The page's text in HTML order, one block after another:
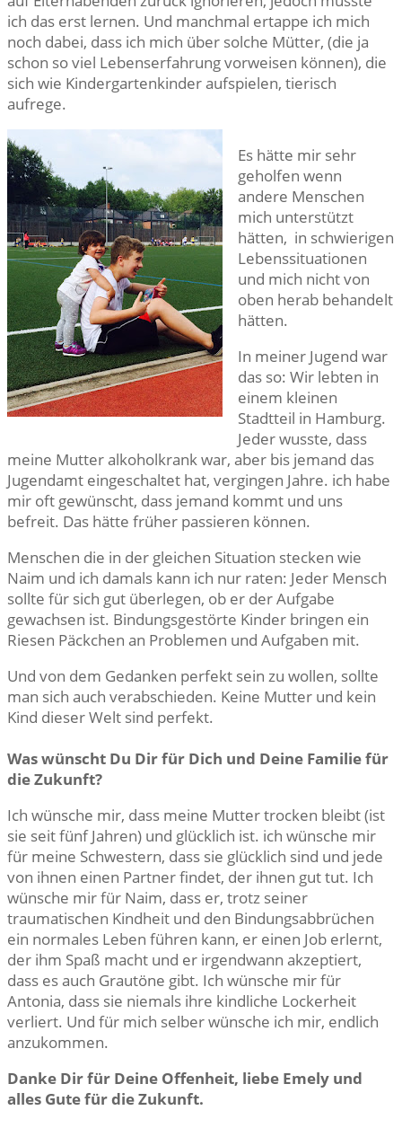
ich das erst lernen. Und manchmal ertappe ich mich
noch dabei, dass ich mich über solche Mütter, (die ja
schon so viel Lebenserfahrung vorweisen können), die
sich wie Kindergartenkinder aufspielen, tierisch
aufrege.
Es hätte mir sehr
geholfen wenn
andere Menschen
mich unterstützt
hätten, in schwierigen
Lebenssituationen
und mich nicht von
oben herab behandelt
hätten.
In meiner Jugend war
das so: Wir lebten in
einem kleinen
Stadtteil in Hamburg.
Jeder wusste, dass
meine Mutter alkoholkrank war, aber bis jemand das
Jugendamt eingeschaltet hat, vergingen Jahre. ich habe
mir oft gewünscht, dass jemand kommt und uns
befreit. Das hätte früher passieren können.
Menschen die in der gleichen Situation stecken wie
Naim und ich damals kann ich nur raten: Jeder Mensch
sollte für sich gut überlegen, ob er der Aufgabe
gewachsen ist. Bindungsgestörte Kinder bringen ein
Riesen Päckchen an Problemen und Aufgaben mit.
Und von dem Gedanken perfekt sein zu wollen, sollte
man sich auch verabschieden. Keine Mutter und kein
Kind dieser Welt sind perfekt.
Was wünscht Du Dir für Dich und Deine Familie für
die Zukunft?
Ich wünsche mir, dass meine Mutter trocken bleibt (ist
sie seit fünf Jahren) und glücklich ist. ich wünsche mir
für meine Schwestern, dass sie glücklich sind und jede
von ihnen einen Partner findet, der ihnen gut tut. Ich
wünsche mir für Naim, dass er, trotz seiner
traumatischen Kindheit und den Bindungsabbrüchen
ein normales Leben führen kann, er einen Job erlernt,
der ihm Spaß macht und er irgendwann akzeptiert,
dass es auch Grautöne gibt. Ich wünsche mir für
Antonia, dass sie niemals ihre kindliche Lockerheit
verliert. Und für mich selber wünsche ich mir, endlich
anzukommen.
Danke Dir für Deine Offenheit, liebe Emely und
alles Gute für die Zukunft.